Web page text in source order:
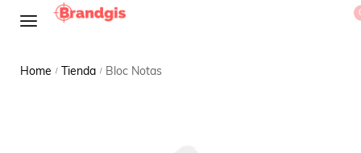
Home / Tienda / Bloc Notas